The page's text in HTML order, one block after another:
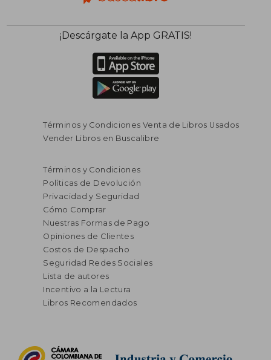
¡Descárgate la App GRATIS!
Términos y Condiciones Venta de Libros Usados
Vender Libros en Buscalibre
Términos y Condiciones
Políticas de Devolución
Privacidad y Seguridad
Cómo Comprar
Nuestras Formas de Pago
Opiniones de Clientes
Costos de Despacho
Seguridad Redes Sociales
Lista de autores
Incentivo a la Lectura
Libros Recomendados